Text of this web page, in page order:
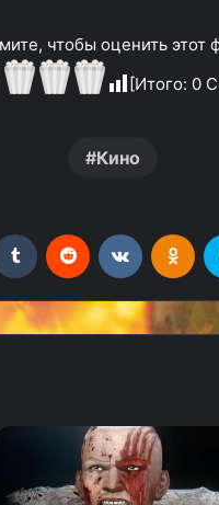
чтобы оценить этот
[Итого: 0
Кино
Tumblr Reddit Вконтакте